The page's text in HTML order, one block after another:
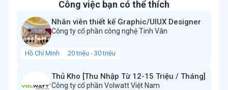
Công việc bạn có thể thích
Nhân viên thiết kế Graphic/UIUX Designer
Công ty cổ phần công nghệ Tinh Vân
Hồ Chí Minh 20 triệu - 30 triệu
Thủ Kho [Thu Nhập Từ 12-15 Triệu / Tháng]
Công ty cổ phần Volwatt Việt Nam